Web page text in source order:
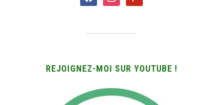
REJOIGNEZ-MOI SUR YOUTUBE !